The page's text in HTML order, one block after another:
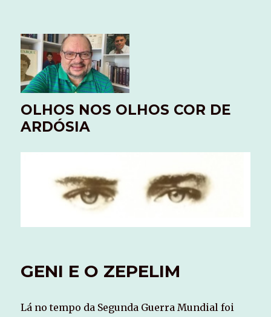
OLHOS NOS OLHOS COR DE
ARDÓSIA
GENI E O ZEPELIM
Lá no tempo da Segunda Guerra Mundial foi